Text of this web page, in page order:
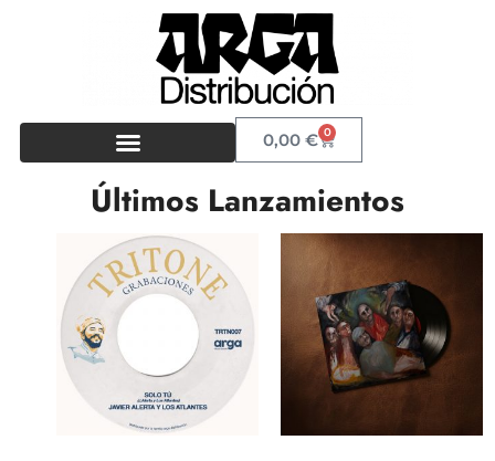
0,00€ 0
Últimos Lanzamientos